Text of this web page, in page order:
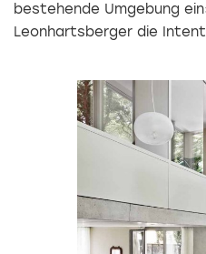
bestehende Umgebung
Leonhartsberger die